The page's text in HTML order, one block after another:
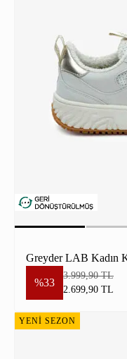
%33
3.999,90 TL
2.699,90 TL
YENİ SEZON